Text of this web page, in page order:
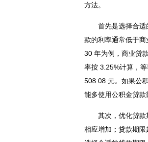
方法。
首先是选择合
款的利率通常低于
30 年为例，商业贷
率按 3.25%计算，
508.08 元。如果公
能多使用公积金贷款
其次，优化贷
相应增加；贷款期